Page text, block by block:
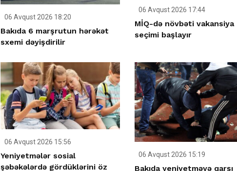
06 Avqust 2026 18:20
Bakıda 6 marşrutun hərəkət
sxemi dəyişdirilir
06 Avqust 2026 17:44
MİQ-də növbəti vakansiya
seçimi başlayır
06 Avqust 2026 15:56
Yeniyetmələr sosial
şəbəkələrdə gördüklərini öz
06 Avqust 2026 15:19
Bakıda yeniyetməyə qarşı